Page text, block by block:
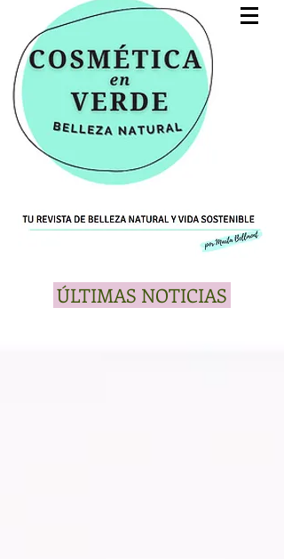
ÚLTIMAS NOTICIAS